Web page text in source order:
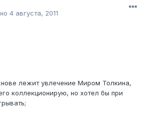
4 августа, 2011
лежит увлечение Миром Толкина,
коллекционирую, но хотел бы при